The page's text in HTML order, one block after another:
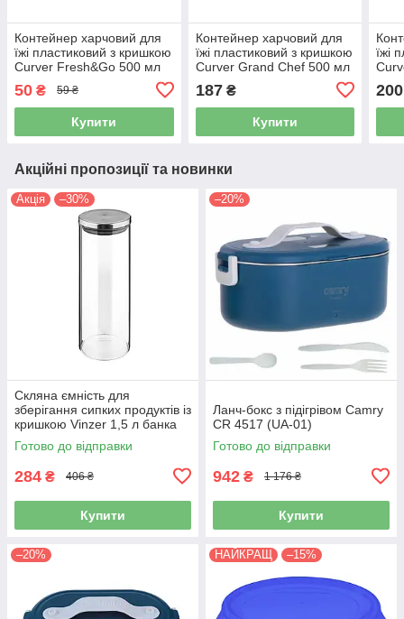
Контейнер харчовий для
їжі пластиковий з кришкою
Curver Fresh&Go 500 мл
50 ₴ 59 ₴
Купити
Контейнер харчовий для
їжі пластиковий з кришкою
Curver Grand Chef 500 мл
187₴
Купити
їжі
200
Акційні пропозиції та новинки
Акція –30%
Скляна ємність для
зберігання сипких продуктів із
кришкою Vinzer 1,5 л банка
для круп і спецій 50237
Готово до відправки
284 ₴ 406 ₴
Купити
–20%
Ланч-бокс з підігрівом Camry
CR 4517 (UA-01)
Готово до відправки
942 ₴ 1 176 ₴
Купити
–20% НАЙКРАЩ –15%